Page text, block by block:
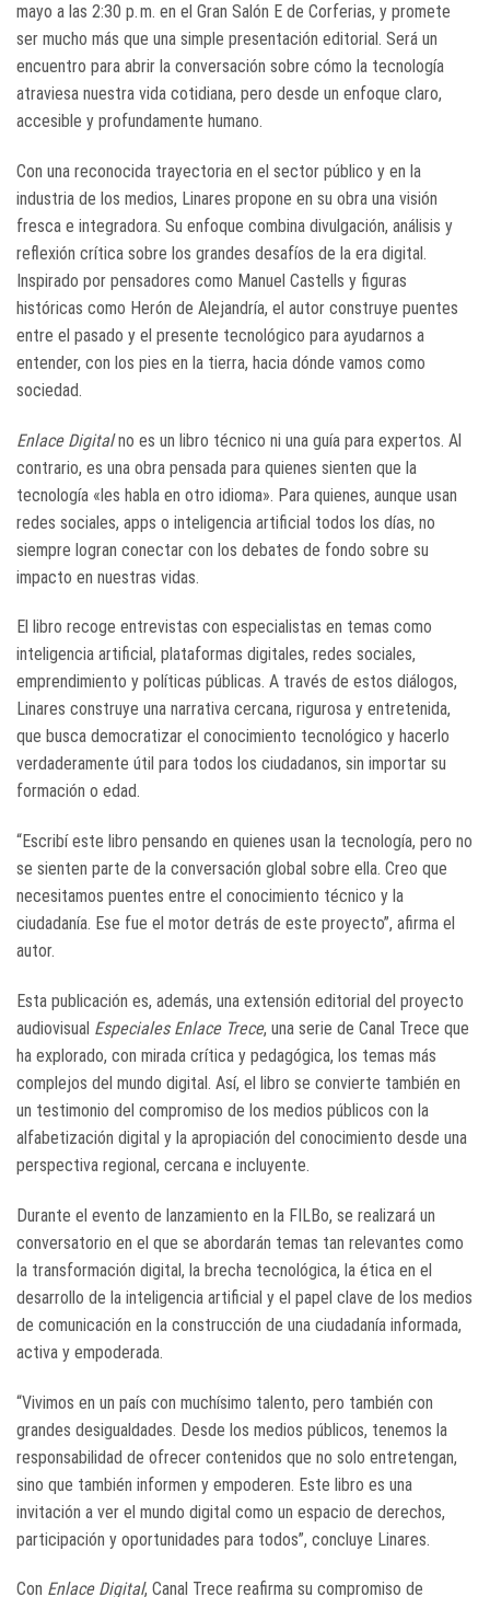
mayo a las 2:30 p. m. en el Gran Salón E de Corferias, y promete
ser mucho más que una simple presentación editorial. Será un
encuentro para abrir la conversación sobre cómo la tecnología
atraviesa nuestra vida cotidiana, pero desde un enfoque claro,
accesible y profundamente humano.
Con una reconocida trayectoria en el sector público y en la
industria de los medios, Linares propone en su obra una visión
fresca e integradora. Su enfoque combina divulgación, análisis y
reflexión crítica sobre los grandes desafíos de la era digital.
Inspirado por pensadores como Manuel Castells y figuras
históricas como Herón de Alejandría, el autor construye puentes
entre el pasado y el presente tecnológico para ayudarnos a
entender, con los pies en la tierra, hacia dónde vamos como
sociedad.
Enlace Digitalno es un libro técnico ni una guía para expertos. Al
contrario, es una obra pensada para quienes sienten que la
tecnología «les habla en otro idioma». Para quienes, aunque usan
redes sociales, apps o inteligencia artificial todos los días, no
siempre logran conectar con los debates de fondo sobre su
impacto en nuestras vidas.
El libro recoge entrevistas con especialistas en temas como
inteligencia artificial, plataformas digitales, redes sociales,
emprendimiento y políticas públicas. A través de estos diálogos,
Linares construye una narrativa cercana, rigurosa y entretenida,
que busca democratizar el conocimiento tecnológico y hacerlo
verdaderamente útil para todos los ciudadanos, sin importar su
formación o edad.
“Escribí este libro pensando en quienes usan la tecnología, pero no
se sienten parte de la conversación global sobre ella. Creo que
necesitamos puentes entre el conocimiento técnico y la
ciudadanía. Ese fue el motor detrás de este proyecto”, afirma el
autor.
Esta publicación es, además, una extensión editorial del proyecto
audiovisual Especiales Enlace Trece, una serie de Canal Trece que
ha explorado, con mirada crítica y pedagógica, los temas más
complejos del mundo digital. Así, el libro se convierte también en
un testimonio del compromiso de los medios públicos con la
alfabetización digital y la apropiación del conocimiento desde una
perspectiva regional, cercana e incluyente.
Durante el evento de lanzamiento en la FILBo, se realizará un
conversatorio en el que se abordarán temas tan relevantes como
la transformación digital, la brecha tecnológica, la ética en el
desarrollo de la inteligencia artificial y el papel clave de los medios
de comunicación en la construcción de una ciudadanía informada,
activa y empoderada.
“Vivimos en un país con muchísimo talento, pero también con
grandes desigualdades. Desde los medios públicos, tenemos la
responsabilidad de ofrecer contenidos que no solo entretengan,
sino que también informen y empoderen. Este libro es una
invitación a ver el mundo digital como un espacio de derechos,
participación y oportunidades para todos”, concluye Linares.
Con Enlace Digital, Canal Trece reafirma su compromiso de